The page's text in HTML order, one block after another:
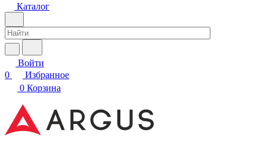
Каталог
Войти
0
Избранное
0 Корзина